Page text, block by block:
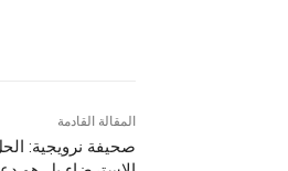
المقالة القادمة
صحیفة نرويجية: